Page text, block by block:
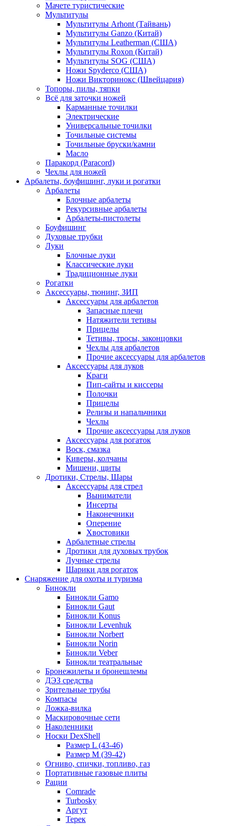
Мачете туристические
Мультитулы
Мультитулы Arhont (Тайвань)
Мультитулы Ganzo (Китай)
Мультитулы Leatherman (США)
Мультитулы Roxon (Китай)
Мультитулы SOG (США)
Ножи Spyderco (США)
Ножи Викторинокс (Швейцария)
Топоры, пилы, тяпки
Всё для заточки ножей
Карманные точилки
Электрические
Универсальные точилки
Точильные системы
Точильные бруски/камни
Масло
Паракорд (Paracord)
Чехлы для ножей
Арбалеты, боуфишинг, луки и рогатки
Арбалеты
Блочные арбалеты
Рекурсивные арбалеты
Арбалеты-пистолеты
Боуфишинг
Духовые трубки
Луки
Блочные луки
Классические луки
Традиционные луки
Рогатки
Аксессуары, тюнинг, ЗИП
Аксессуары для арбалетов
Запасные плечи
Натяжители тетивы
Прицелы
Тетивы, тросы, законцовки
Чехлы для арбалетов
Прочие аксессуары для арбалетов
Аксессуары для луков
Краги
Пип-сайты и киссеры
Полочки
Прицелы
Релизы и напальчники
Чехлы
Прочие аксессуары для луков
Аксессуары для рогаток
Воск, смазка
Киверы, колчаны
Мишени, щиты
Дротики, Стрелы, Шары
Аксессуары для стрел
Выниматели
Инсерты
Наконечники
Оперение
Хвостовики
Арбалетные стрелы
Дротики для духовых трубок
Лучные стрелы
Шарики для рогаток
Снаряжение для охоты и туризма
Бинокли
Бинокли Gamo
Бинокли Gaut
Бинокли Konus
Бинокли Levenhuk
Бинокли Norbert
Бинокли Norin
Бинокли Veber
Бинокли театральные
Бронежилеты и бронешлемы
ДЭЗ средства
Зрительные трубы
Компасы
Ложка-вилка
Маскировочные сети
Наколенники
Носки DexShell
Размер L (43-46)
Размер M (39-42)
Огниво, спички, топливо, газ
Портативные газовые плиты
Рации
Comrade
Turbosky
Аргут
Терек